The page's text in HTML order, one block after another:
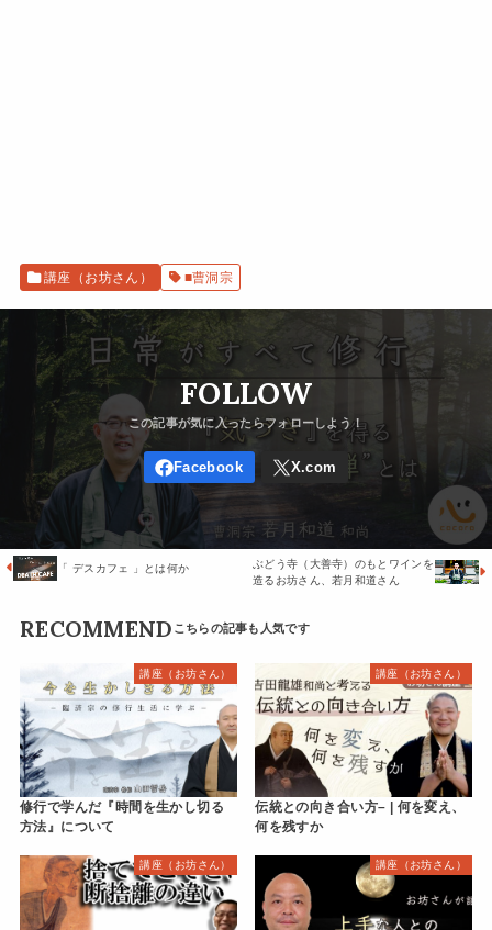
講座（お坊さん） ■曹洞宗
FOLLOW
「 デスカフェ 」とは何か
ぶどう寺（大善寺）のもとワインを
造るお坊さん、若月和道さん
RECOMMEND
講座（お坊さん）
修行で学んだ『時間を生かし切る
方法』について
講座（お坊さん）
伝統との向き合い方– | 何を変え、
何を残すか
講座（お坊さん） 講座（お坊さん）